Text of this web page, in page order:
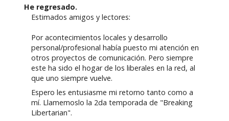
He regresado.
Estimados amigos y lectores:
Por acontecimientos locales y desarrollo
personal/profesional había puesto mi atención en
otros proyectos de comunicación. Pero siempre
este ha sido el hogar de los liberales en la red, al
que uno siempre vuelve.
Espero les entusiasme mi retorno tanto como a
mí. Llamemoslo la 2da temporada de "Breaking
Libertarian".